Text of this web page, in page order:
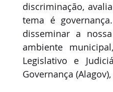
discriminação,
tema é
disseminar a
ambiente
Legislativo e
Governança